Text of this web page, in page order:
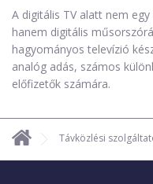
A digitális TV alatt nem
hanem digitális
hagyományos televízió
analóg adás, számos
előfizetők számára.
Távközlési